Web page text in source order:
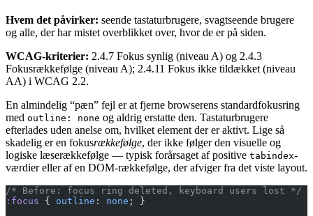
Hvem det påvirker: seende tastaturbrugere, svagtseende brugere
og alle, der har mistet overblikket over, hvor de er på siden.
WCAG-kriterier: 2.4.7 Fokus synlig (niveau A) og 2.4.3
Fokusrækkefølge (niveau A); 2.4.11 Fokus ikke tildækket (niveau
AA) i WCAG 2.2.
En almindelig “pæn” fejl er at fjerne browserens standardfokusring
med outline: none og aldrig erstatte den. Tastaturbrugere
efterlades uden anelse om, hvilket element der er aktivt. Lige så
skadelig er en fokusrækkefølge, der ikke følger den visuelle og
logiske læserækkefølge — typisk forårsaget af positive tabindex-
værdier eller af en DOM-rækkefølge, der afviger fra det viste layout.
/* Before: focus ring deleted, keyboard users lost */
:focus { outline : none ; }